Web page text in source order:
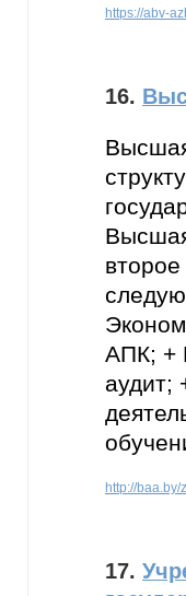
https://abv-
16.
АПК; +
аудит;
http://
17.